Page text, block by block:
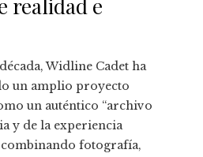
realidad e
Widline Cadet ha
un amplio proyecto
un auténtico “archivo
y de la experiencia
fotografía,